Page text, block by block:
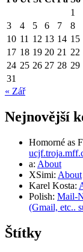
1
3
4 5 6 7 8
10 11 12 13 14 15
17 18 19 20 21 22
24 25 26 27 28 29
31
« Zář
Nejnovější
Homorné as
a: About
XSimi: About
Karel Kosta:
Polish: Mail-
(Gmail, etc..
Štítky